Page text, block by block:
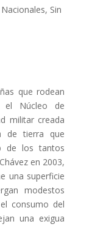
Nacionales, Sin
que rodean
el Núcleo de
militar creada
de tierra que
de los tantos
en 2003,
una superficie
modestos
consumo del
una exigua